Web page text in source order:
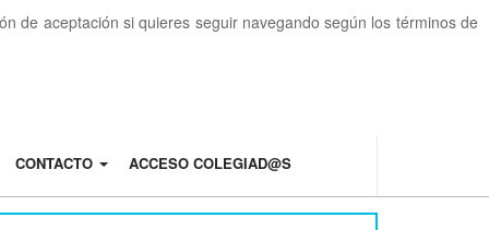
de aceptación si quieres seguir navegando según los términos de
CONTACTO ACCESO COLEGIAD@S